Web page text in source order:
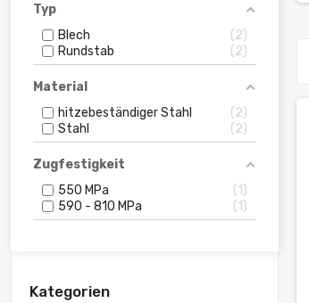
Typ
Blech
2
Rundstab
2
Material
hitzebeständiger Stahl
2
Stahl
2
Zugfestigkeit
550 MPa
1
590 - 810 MPa
1
Kategorien